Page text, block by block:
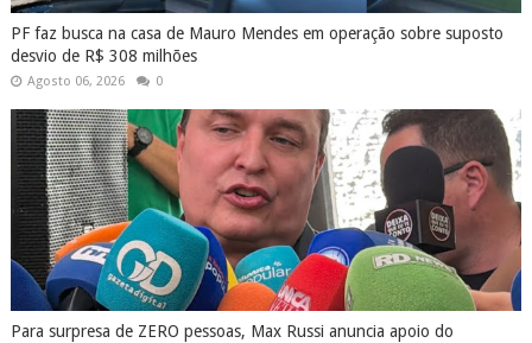
PF faz busca na casa de Mauro Mendes em operação sobre suposto
desvio de R$ 308 milhões
Agosto 06, 2026 0
Para surpresa de ZERO pessoas, Max Russi anuncia apoio do